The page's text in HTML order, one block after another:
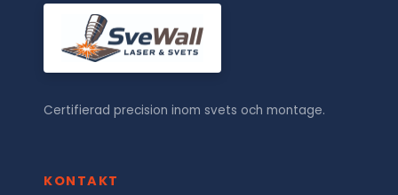
Certifierad precision inom svets och montage.
KONTAKT